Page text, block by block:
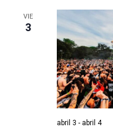
VIE
3
abril 3 - abril 4